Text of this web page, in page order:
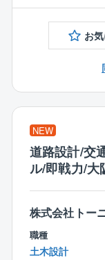
残業時間：平均
※シフトの時間
【この求人の魅
○研修センター
〇62歳の定年
ことで同様の仕
能
〇資格手当充実
○転居を伴う転
物件に配属
〇異業種からの
種出身の方がご
【資格取得支援】
電気主任技術者
だきます。
これまでのご
整えています。
【タマホーム営
★より良いもの
業界相場を下回
住宅性能6項目
国産材使用率
★圧倒的な集客
集客数（年間
一人当たり接客
一人当たり契約
★条件
年間休日120日
お
NEW
道路設計/交
ル/即戦力/大
株式会社トー
職種
土木設計